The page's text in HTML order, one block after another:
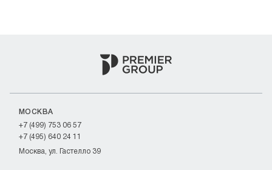
МОСКВА
+7 (499) 753 06 57
+7 (495) 640 24 11
Москва, ул. Гастелло 39